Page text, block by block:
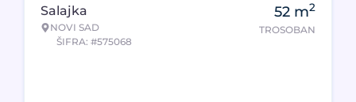
Salajka
NOVI SAD
ŠIFRA: #575068
52 m2
TROSOBAN